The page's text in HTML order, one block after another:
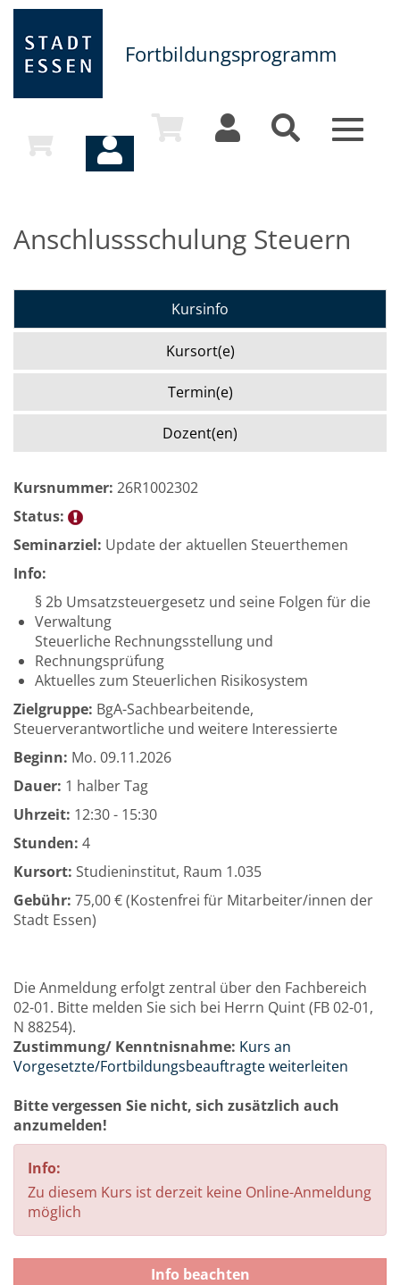
Fortbildungsprogramm
Toggle
Anschlussschulung Steuern
Kursinfo
Kursort(e)
Termin(e)
Dozent(en)
Kursnummer: 26R1002302
Status:
Seminarziel: Update der aktuellen Steuerthemen
Info:
§ 2b Umsatzsteuergesetz und seine Folgen für die
Verwaltung
Steuerliche Rechnungsstellung und
Rechnungsprüfung
Aktuelles zum Steuerlichen Risikosystem
Zielgruppe: BgA-Sachbearbeitende,
Steuerverantwortliche und weitere Interessierte
Beginn: Mo. 09.11.2026
Dauer: 1 halber Tag
Uhrzeit: 12:30 - 15:30
Stunden: 4
Kursort: Studieninstitut, Raum 1.035
Gebühr: 75,00 € (Kostenfrei für Mitarbeiter/innen der
Stadt Essen)
Die Anmeldung erfolgt zentral über den Fachbereich
02-01. Bitte melden Sie sich bei Herrn Quint (FB 02-01,
N 88254).
Zustimmung/ Kenntnisnahme: Kurs an
Vorgesetzte/Fortbildungsbeauftragte weiterleiten
Bitte vergessen Sie nicht, sich zusätzlich auch
anzumelden!
Info:
Zu diesem Kurs ist derzeit keine Online-Anmeldung
möglich
Info beachten